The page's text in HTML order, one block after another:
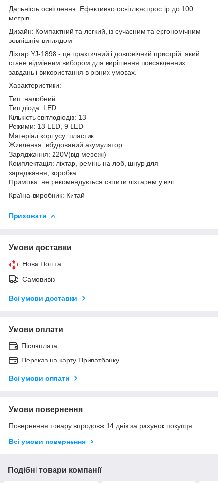
Дальність освітлення: Ефективно освітлює простір до 100
метрів.
Дизайн: Компактний та легкий, із сучасним та ергономічним
зовнішнім виглядом.
Ліхтар YJ-1898 - це практичний і довговічний пристрій, який
стане відмінним вибором для вирішення повсякденних
завдань і використання в різних умовах.
Характеристики:
Тип: налобний
Тип діода: LED
Кількість світлодіодів: 13
Режими: 13 LED, 9 LED
Матеріал корпусу: пластик
Живлення: вбудований акумулятор
Заряджання: 220V(від мережі)
Комплектація: ліхтар, ремінь на лоб, шнур для
заряджання, коробка.
Примітка: не рекомендується світити ліхтарем у вічі.
Країна-виробник: Китай
Приховати
Умови доставки
Нова Пошта
Самовивіз
Всі умови доставки
Умови оплати
Післяплата
Переказ на карту Приватбанку
Всі умови оплати
Умови повернення
Повернення товару впродовж 14 днів за рахунок покупця
Всі умови повернення
Подібні товари компанії